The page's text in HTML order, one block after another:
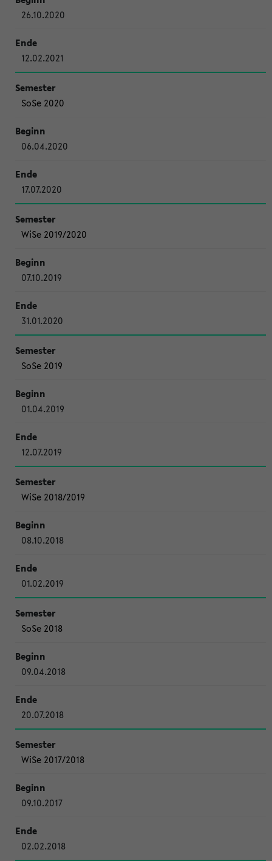
26.10.2020
12.02.2021
SoSe 2020
06.04.2020
17.07.2020
WiSe 2019/2020
07.10.2019
31.01.2020
SoSe 2019
01.04.2019
12.07.2019
WiSe 2018/2019
08.10.2018
01.02.2019
SoSe 2018
09.04.2018
20.07.2018
WiSe 2017/2018
09.10.2017
02.02.2018